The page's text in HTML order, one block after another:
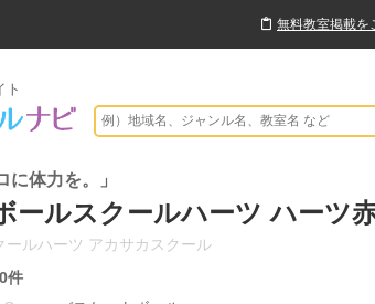
無料教室掲載を
ト
に体力を。」
ールスクールハーツ ハーツ
ールハーツ アカサカスクール
0件